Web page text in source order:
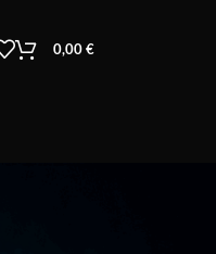
0,00€